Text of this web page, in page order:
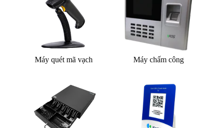
Máy quét mã vạch Máy chấm công